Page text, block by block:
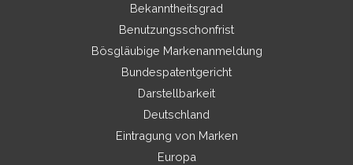
Bekanntheitsgrad
Benutzungsschonfrist
Bösgläubige Markenanmeldung
Bundespatentgericht
Darstellbarkeit
Deutschland
Eintragung von Marken
Europa